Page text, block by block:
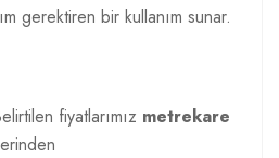
gerektiren bir kullanım sunar.
fiyatlarımız metrekare